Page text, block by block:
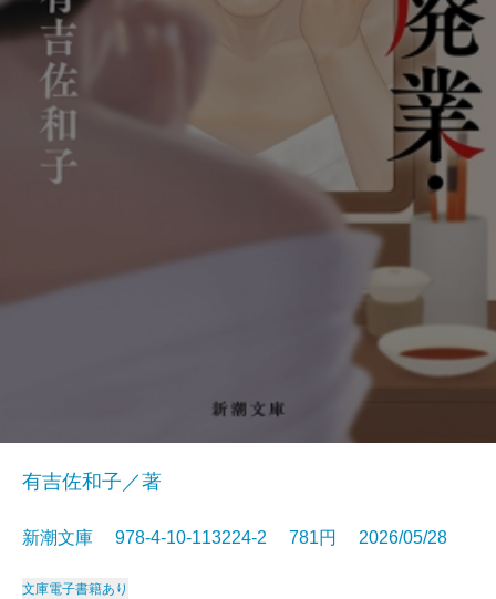
有吉佐和子／著
新潮文庫 978-4-10-113224-2 781円 2026/05/28
文庫電子書籍あり